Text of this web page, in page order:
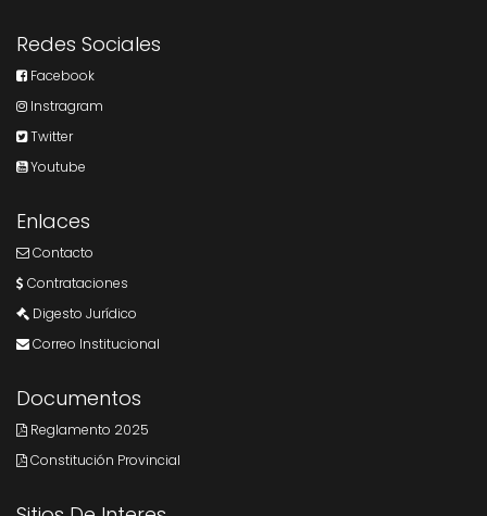
Redes Sociales
Facebook
Instragram
Twitter
Youtube
Enlaces
Contacto
Contrataciones
Digesto Jurídico
Correo Institucional
Documentos
Reglamento 2025
Constitución Provincial